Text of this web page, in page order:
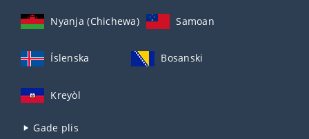
Nyanja (Chichewa) Samoan
Íslenska Bosanski
Kreyòl
Gade plis